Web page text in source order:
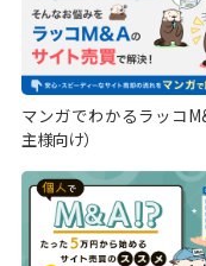
マンガでわかるラッコ
主様向け）